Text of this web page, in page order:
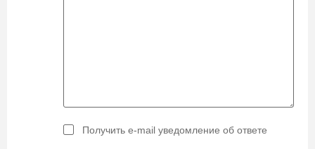
Получить e-mail уведомление об ответе